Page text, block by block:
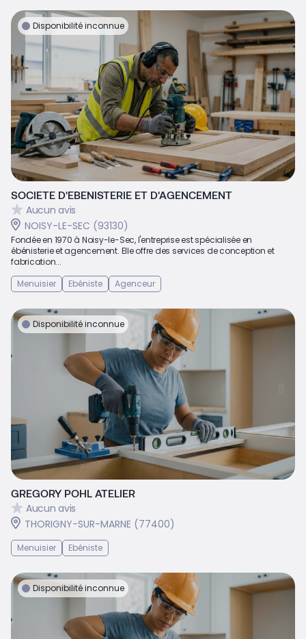
Disponibilité inconnue
SOCIETE D'EBENISTERIE ET D'AGENCEMENT
Aucun avis
NOISY-LE-SEC (93130)
Fondée en 1970 à Noisy-le-Sec, l'entreprise est spécialisée en
ébénisterie et agencement. Elle offre des services de conception et
fabrication...
Menuisier
Ebéniste Agenceur
Disponibilité inconnue
GREGORY POHL ATELIER
Aucun avis
THORIGNY-SUR-MARNE (77400)
Menuisier Ebéniste
Disponibilité inconnue